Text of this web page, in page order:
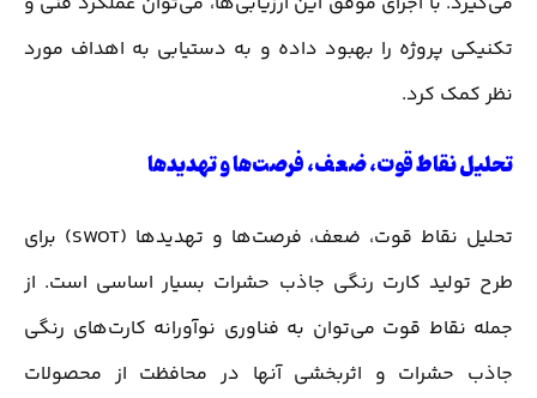
تکنیکی پروژه را بهبود داده و به دستیابی به اهداف مورد
نظر کمک کرد.
تحلیل نقاط قوت، ضعف، فرصت‌ها و تهدیدها
تحلیل نقاط قوت، ضعف، فرصت‌ها و تهدیدها (SWOT) برای
طرح تولید کارت رنگی جاذب حشرات بسیار اساسی است. از
جمله نقاط قوت می‌توان به فناوری نوآورانه کارت‌های رنگی
جاذب حشرات و اثربخشی آنها در محافظت از محصولات